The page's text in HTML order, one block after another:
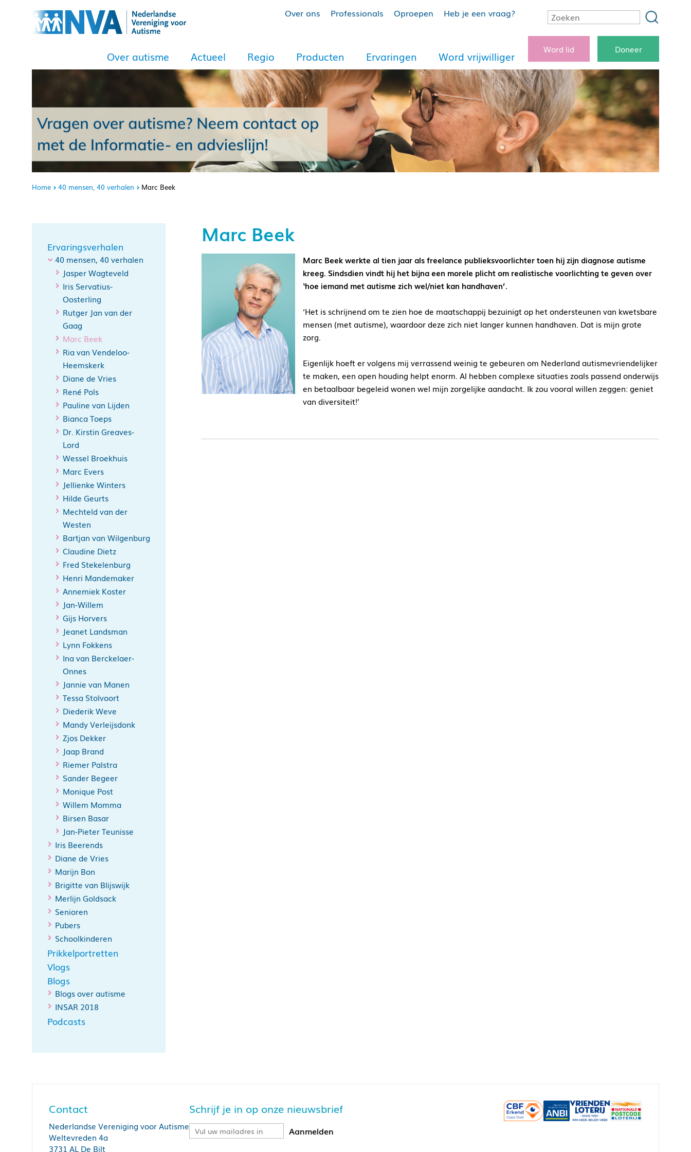
Over ons Professionals Oproepen Heb je een vraag?
Over autisme Actueel Regio Producten Ervaringen Word vrijwilliger
Word lid Doneer
Home 40 mensen, 40 verhalen Marc Beek
Ervaringsverhalen
40 mensen, 40 verhalen
Jasper Wagteveld
Iris Servatius-
Oosterling
Rutger Jan van der
Gaag
Marc Beek
Ria van Vendeloo-
Heemskerk
Diane de Vries
René Pols
Pauline van Lijden
Bianca Toeps
Dr. Kirstin Greaves-
Lord
Wessel Broekhuis
Marc Evers
Jellienke Winters
Hilde Geurts
Mechteld van der
Westen
Bartjan van Wilgenburg
Claudine Dietz
Fred Stekelenburg
Henri Mandemaker
Annemiek Koster
Jan-Willem
Gijs Horvers
Jeanet Landsman
Lynn Fokkens
Ina van Berckelaer-
Onnes
Jannie van Manen
Tessa Stolvoort
Diederik Weve
Mandy Verleijsdonk
Zjos Dekker
Jaap Brand
Riemer Palstra
Sander Begeer
Monique Post
Willem Momma
Birsen Basar
Jan-Pieter Teunisse
Iris Beerends
Diane de Vries
Marijn Bon
Brigitte van Blijswijk
Merlijn Goldsack
Senioren
Pubers
Schoolkinderen
Prikkelportretten
Vlogs
Blogs
Blogs over autisme
INSAR 2018
Podcasts
Marc Beek
Marc Beek werkte al tien jaar als freelance publieksvoorlichter toen hij zijn diagnose autisme
kreeg. Sindsdien vindt hij het bijna een morele plicht om realistische voorlichting te geven over
‘hoe iemand met autisme zich wel/niet kan handhaven’.
‘Het is schrijnend om te zien hoe de maatschappij bezuinigt op het ondersteunen van kwetsbare
mensen (met autisme), waardoor deze zich niet langer kunnen handhaven. Dat is mijn grote
zorg.
Eigenlijk hoeft er volgens mij verrassend weinig te gebeuren om Nederland autismevriendelijker
te maken, een open houding helpt enorm. Al hebben complexe situaties zoals passend onderwijs
en betaalbaar begeleid wonen wel mijn zorgelijke aandacht. Ik zou vooral willen zeggen: geniet
van diversiteit!’
Contact
Nederlandse Vereniging voor Autisme
Weltevreden 4a
3731 AL De Bilt
Schrijf je in op onze nieuwsbrief